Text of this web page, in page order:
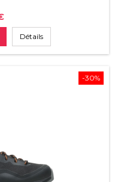
Détails
-30%